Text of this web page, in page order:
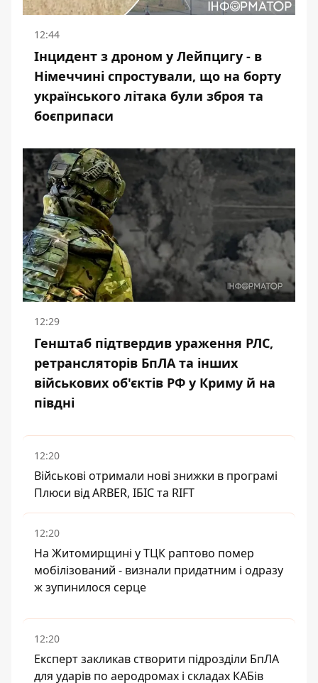
12:44
Інцидент з дроном у Лейпцигу - в
Німеччині спростували, що на борту
українського літака були зброя та
боєприпаси
12:29
Генштаб підтвердив ураження РЛС,
ретрансляторів БпЛА та інших
військових об'єктів РФ у Криму й на
півдні
12:20
Військові отримали нові знижки в програмі
Плюси від ARBER, ІБІС та RIFT
12:20
На Житомирщині у ТЦК раптово помер
мобілізований - визнали придатним і одразу
ж зупинилося серце
12:20
Експерт закликав створити підрозділи БпЛА
для ударів по аеродромах і складах КАБів